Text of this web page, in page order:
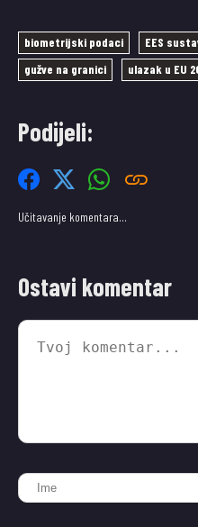
biometrijski podaci EES
gužve na granici
ulazak u EU
Podijeli:
Učitavanje komentara…
Ostavi komentar